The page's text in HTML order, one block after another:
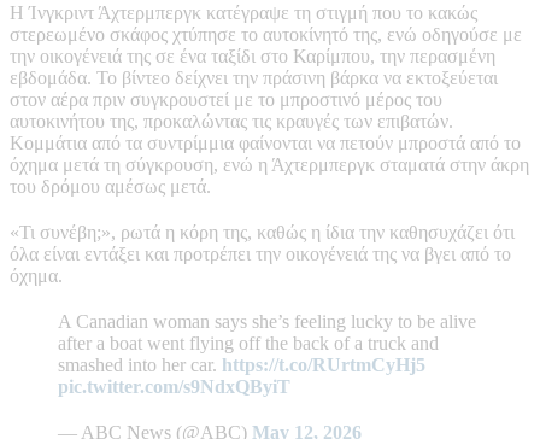
Η Ίνγκριντ Άχτερμπεργκ κατέγραψε τη στιγμή που το κακώς
στερεωμένο σκάφος χτύπησε το αυτοκίνητό της, ενώ οδηγούσε με
την οικογένειά της σε ένα ταξίδι στο Καρίμπου, την περασμένη
εβδομάδα. Το βίντεο δείχνει την πράσινη βάρκα να εκτοξεύεται
στον αέρα πριν συγκρουστεί με το μπροστινό μέρος του
αυτοκινήτου της, προκαλώντας τις κραυγές των επιβατών.
Κομμάτια από τα συντρίμμια φαίνονται να πετούν μπροστά από το
όχημα μετά τη σύγκρουση, ενώ η Άχτερμπεργκ σταματά στην άκρη
του δρόμου αμέσως μετά.
«Τι συνέβη;», ρωτά η κόρη της, καθώς η ίδια την καθησυχάζει ότι
όλα είναι εντάξει και προτρέπει την οικογένειά της να βγει από το
όχημα.
A Canadian woman says she’s feeling lucky to be alive
after a boat went flying off the back of a truck and
smashed into her car. https://t.co/RUrtmCyHj5
pic.twitter.com/s9NdxQByiT
— ABC News (@ABC) May 12, 2026